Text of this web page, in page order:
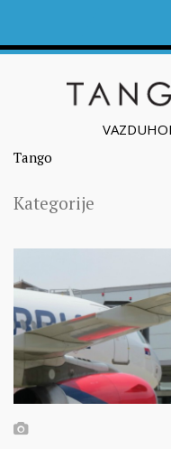
Tango
Kategorije